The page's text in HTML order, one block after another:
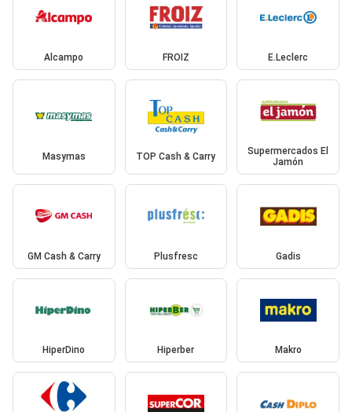
Alcampo FROIZ E.Leclerc
Masymas TOP Cash & Carry
Supermercados El
Jamón
GM Cash & Carry Plusfresc Gadis
HiperDino Hiperber Makro